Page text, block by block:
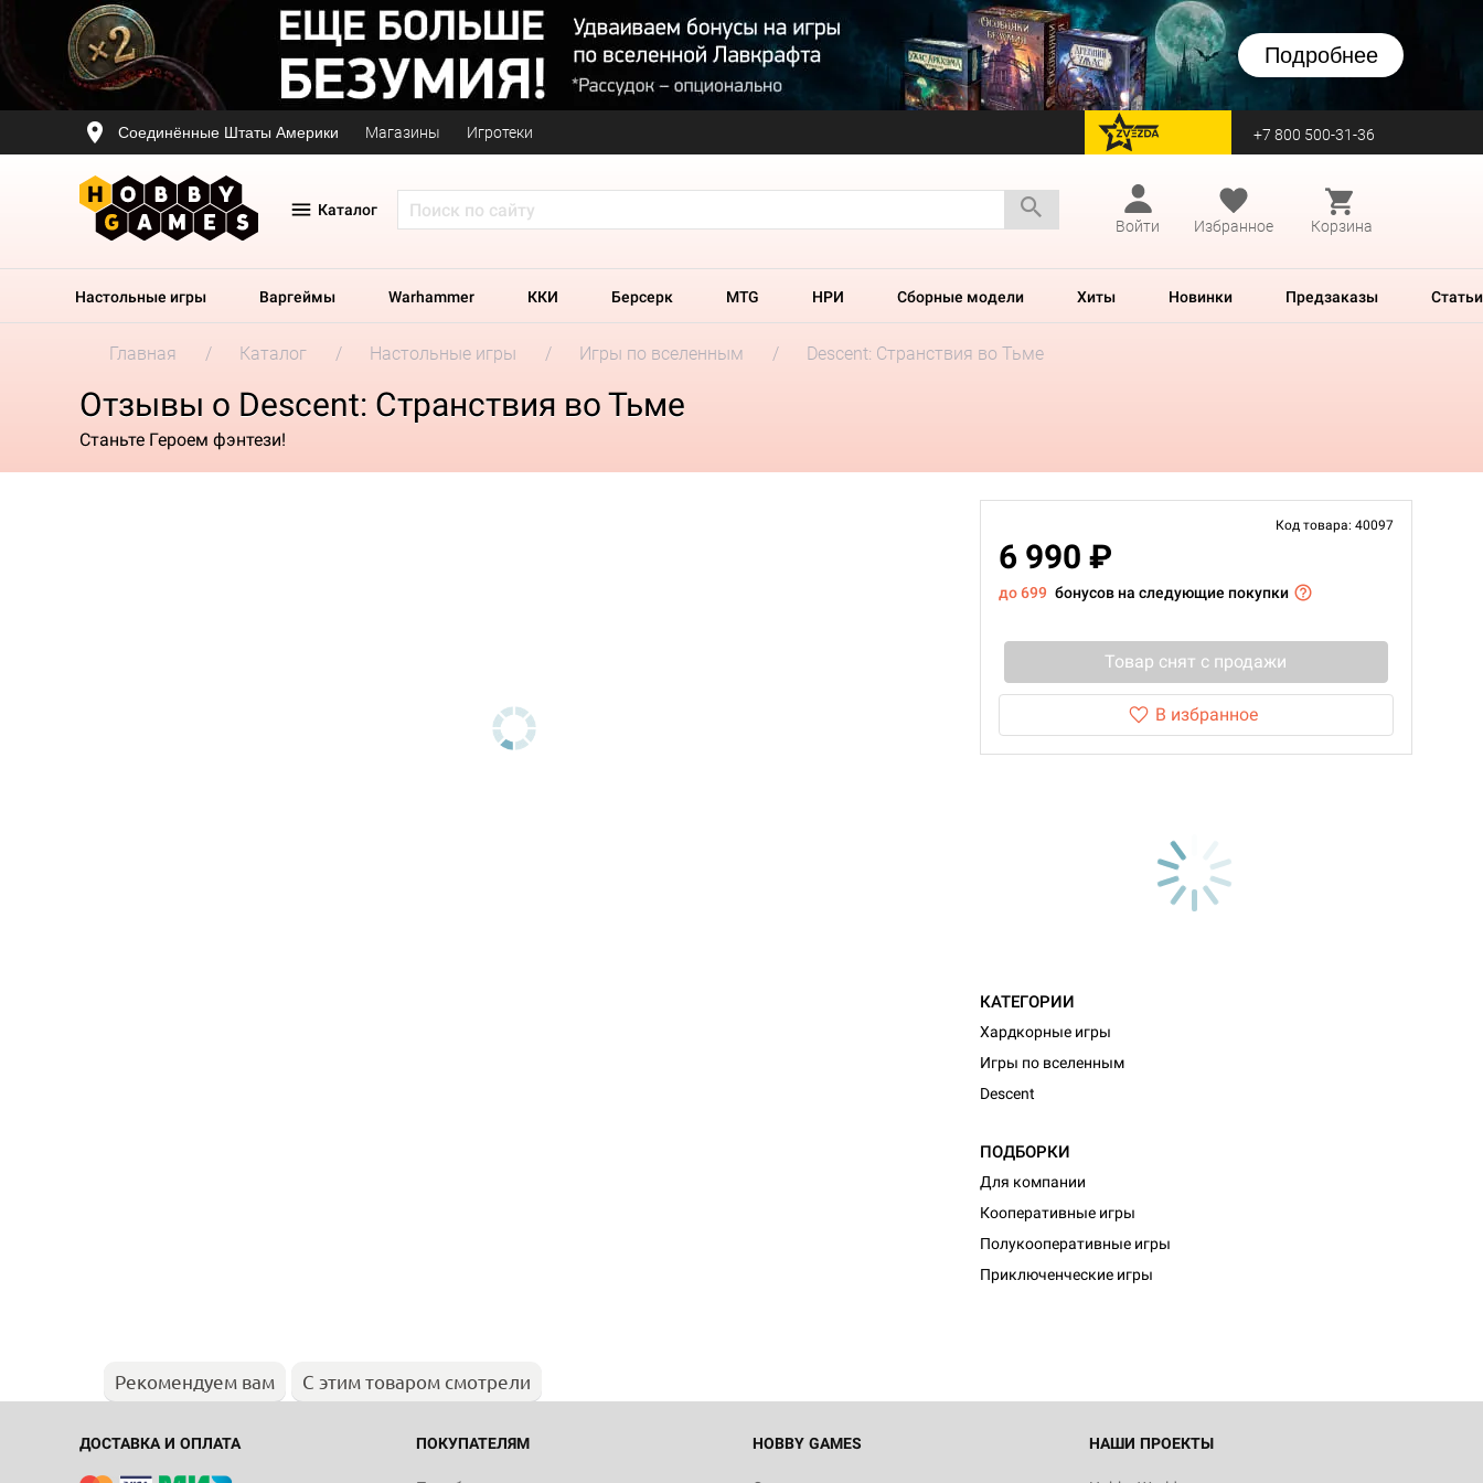
Подробнее
Соединённые Штаты Америки Магазины Игротеки перейти на Zvezda +7 800 500-31-36
Каталог
Войти
Избранное Корзина
Настольные игры Варгеймы Warhammer ККИ Берсерк MTG НРИ Сборные модели Хиты Новинки Предзаказы Статьи
Главная Каталог Настольные игры Игры по вселенным Descent: Странствия во Тьме
Отзывы о Descent: Странствия во Тьме
Станьте Героем фэнтези!
Код товара: 40097
6 990 ₽
до 699 бонусов на следующие покупки
Товар снят с продажи
В избранное
КАТЕГОРИИ
Хардкорные игры
Игры по вселенным
Descent
ПОДБОРКИ
Для компании
Кооперативные игры
Полукооперативные игры
Приключенческие игры
Рекомендуем вам С этим товаром смотрели
ДОСТАВКА И ОПЛАТА ПОКУПАТЕЛЯМ HOBBY GAMES НАШИ ПРОЕКТЫ